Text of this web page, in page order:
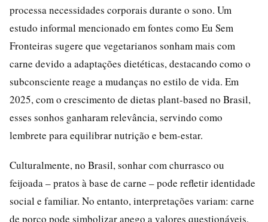
processa necessidades corporais durante o sono. Um
estudo informal mencionado em fontes como Eu Sem
Fronteiras sugere que vegetarianos sonham mais com
carne devido a adaptações dietéticas, destacando como o
subconsciente reage a mudanças no estilo de vida. Em
2025, com o crescimento de dietas plant-based no Brasil,
esses sonhos ganharam relevância, servindo como
lembrete para equilibrar nutrição e bem-estar.
Culturalmente, no Brasil, sonhar com churrasco ou
feijoada – pratos à base de carne – pode refletir identidade
social e familiar. No entanto, interpretações variam: carne
de porco pode simbolizar apego a valores questionáveis,